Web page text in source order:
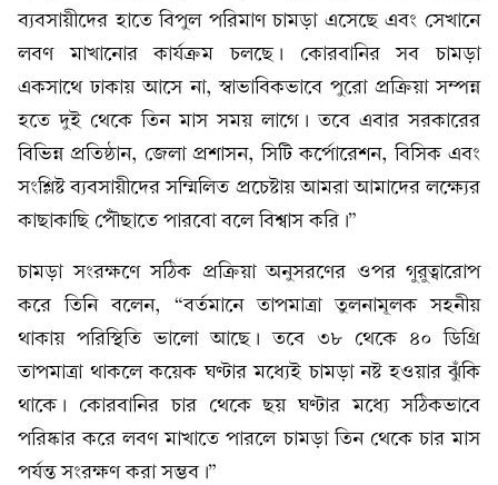
ব্যবসায়ীদের হাতে বিপুল পরিমাণ চামড়া এসেছে এবং সেখানে
লবণ মাখানোর কার্যক্রম চলছে। কোরবানির সব চামড়া
একসাথে ঢাকায় আসে না, স্বাভাবিকভাবে পুরো প্রক্রিয়া সম্পন্ন
হতে দুই থেকে তিন মাস সময় লাগে। তবে এবার সরকারের
বিভিন্ন প্রতিষ্ঠান, জেলা প্রশাসন, সিটি কর্পোরেশন, বিসিক এবং
সংশ্লিষ্ট ব্যবসায়ীদের সম্মিলিত প্রচেষ্টায় আমরা আমাদের লক্ষ্যের
কাছাকাছি পৌঁছাতে পারবো বলে বিশ্বাস করি।”
চামড়া সংরক্ষণে সঠিক প্রক্রিয়া অনুসরণের ওপর গুরুত্বারোপ
করে তিনি বলেন, “বর্তমানে তাপমাত্রা তুলনামূলক সহনীয়
থাকায় পরিস্থিতি ভালো আছে। তবে ৩৮ থেকে ৪০ ডিগ্রি
তাপমাত্রা থাকলে কয়েক ঘণ্টার মধ্যেই চামড়া নষ্ট হওয়ার ঝুঁকি
থাকে। কোরবানির চার থেকে ছয় ঘণ্টার মধ্যে সঠিকভাবে
পরিষ্কার করে লবণ মাখাতে পারলে চামড়া তিন থেকে চার মাস
পর্যন্ত সংরক্ষণ করা সম্ভব।”